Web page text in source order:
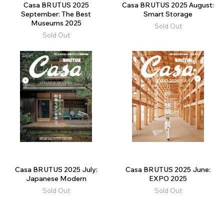
Casa BRUTUS 2025
September: The Best
Museums 2025
Sold Out
Casa BRUTUS 2025 August:
Smart Storage
Sold Out
Casa BRUTUS 2025 July:
Japanese Modern
Sold Out
Casa BRUTUS 2025 June:
EXPO 2025
Sold Out